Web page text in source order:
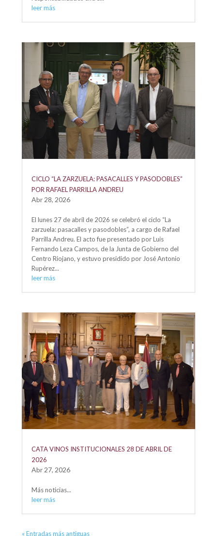
leer más
CICLO “LA ZARZUELA: PASACALLES Y PASODOBLES”
POR RAFAEL PARRILLA ANDREU
Abr 28, 2026
El lunes 27 de abril de 2026 se celebró el ciclo “La
zarzuela: pasacalles y pasodobles”, a cargo de Rafael
Parrilla Andreu. El acto fue presentado por Luis
Fernando Leza Campos, de la Junta de Gobierno del
Centro Riojano, y estuvo presidido por José Antonio
Rupérez...
leer más
CATA VINOS INSTITUCIONALES 28 DE ABRIL DE
2026
Abr 27, 2026
Más noticias...
leer más
« Entradas más antiguas